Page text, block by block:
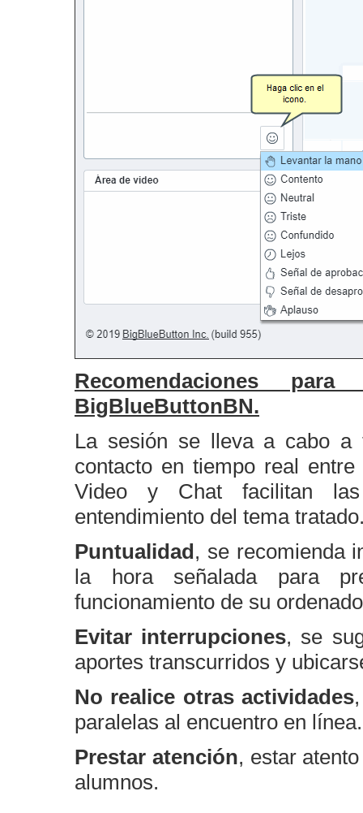
Recomendaciones
BigBlueButtonBN.
La sesión se lleva a cabo a
contacto en tiempo real
Video y Chat facilitan
entendimiento del tema
Puntualidad, se recomienda
la hora señalada para
funcionamiento de su
Evitar interrupciones, se
aportes transcurridos y
No realice otras actividades
paralelas al encuentro en línea.
Prestar atención, estar
alumnos.